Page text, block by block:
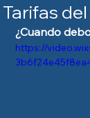
Tarifas
¿Cuando
https://